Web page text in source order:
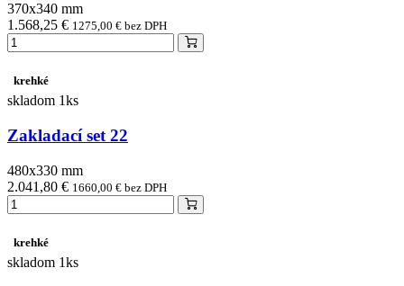
370x340 mm
1.568,25 € 1275,00 € bez DPH
krehké
skladom 1ks
Zakladací set 22
480x330 mm
2.041,80 € 1660,00 € bez DPH
krehké
skladom 1ks